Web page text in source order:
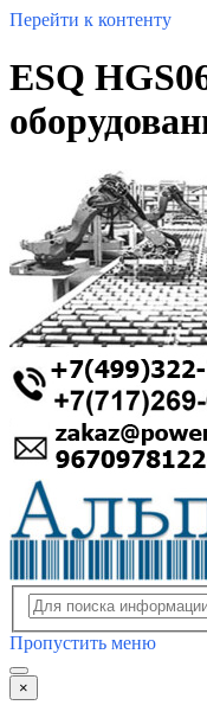
Перейти к контенту
ESQ
Пропустить меню
×